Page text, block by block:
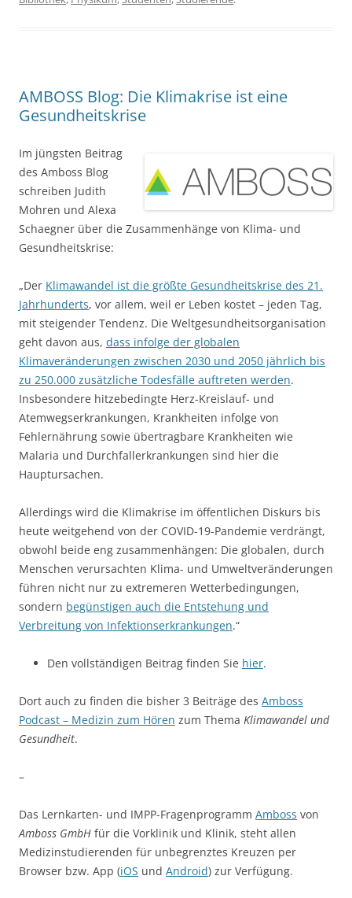
AMBOSS Blog: Die Klimakrise ist eine
Gesundheitskrise
Im jüngsten Beitrag
des Amboss Blog
schreiben Judith
Mohren und Alexa
Schaegner über die Zusammenhänge von Klima- und
Gesundheitskrise:
„Der Klimawandel ist die größte Gesundheitskrise des 21.
Jahrhunderts, vor allem, weil er Leben kostet – jeden Tag,
mit steigender Tendenz. Die Weltgesundheitsorganisation
geht davon aus, dass infolge der globalen
Klimaveränderungen zwischen 2030 und 2050 jährlich bis
zu 250.000 zusätzliche Todesfälle auftreten werden.
Insbesondere hitzebedingte Herz-Kreislauf- und
Atemwegserkrankungen, Krankheiten infolge von
Fehlernährung sowie übertragbare Krankheiten wie
Malaria und Durchfallerkrankungen sind hier die
Hauptursachen.
Allerdings wird die Klimakrise im öffentlichen Diskurs bis
heute weitgehend von der COVID-19-Pandemie verdrängt,
obwohl beide eng zusammenhängen: Die globalen, durch
Menschen verursachten Klima- und Umweltveränderungen
führen nicht nur zu extremeren Wetterbedingungen,
sondern begünstigen auch die Entstehung und
Verbreitung von Infektionserkrankungen.“
Den vollständigen Beitrag finden Sie hier.
Dort auch zu finden die bisher 3 Beiträge des Amboss
Podcast – Medizin zum Hören zum Thema Klimawandel und
Gesundheit.
–
Das Lernkarten- und IMPP-Fragenprogramm Amboss von
Amboss GmbH für die Vorklinik und Klinik, steht allen
Medizinstudierenden für unbegrenztes Kreuzen per
Browser bzw. App (iOS und Android) zur Verfügung.